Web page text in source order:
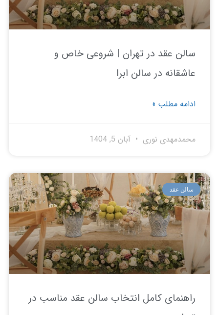
عقد در تهران | شروعی خاص و
در سالن ابرا
مطلب »
نوری آبان 5, 1404
عقد
کامل انتخاب سالن عقد مناسب در